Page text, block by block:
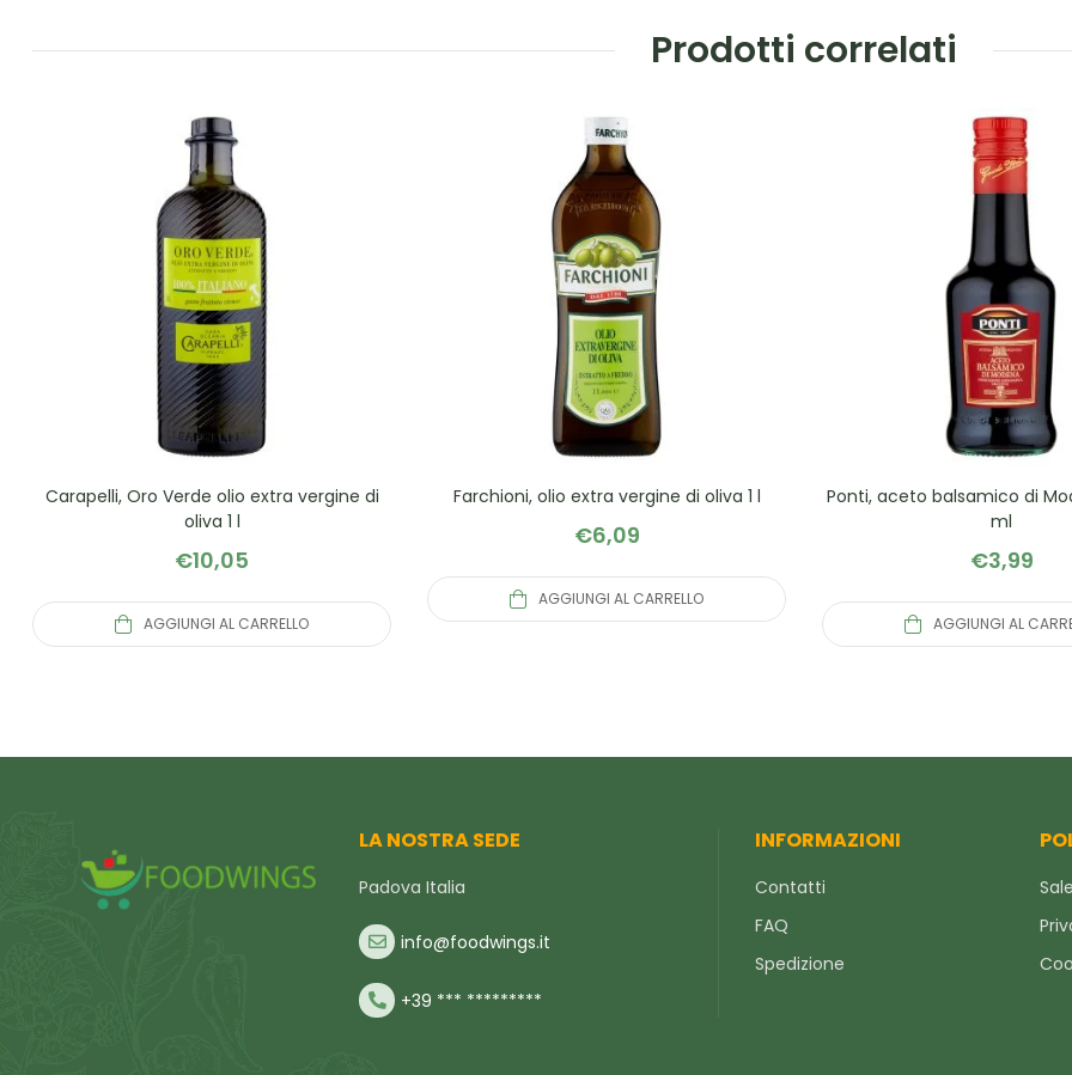
Prodotti correlati
Carapelli, Oro Verde olio extra vergine di
oliva 1 l
€10,05
AGGIUNGI AL CARRELLO
Farchioni, olio extra vergine di oliva 1 l
€6,09
AGGIUNGI AL CARRELLO
Ponti, aceto balsamico di
ml
€3,99
AGGIUNGI AL
LA NOSTRA SEDE
Padova Italia
info@foodwings.it
+39 *** *********
INFORMAZIONI
Contatti
FAQ
Spedizione